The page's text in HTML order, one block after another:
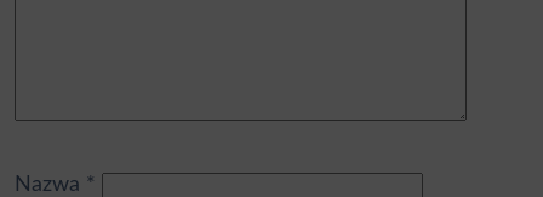
Nazwa *